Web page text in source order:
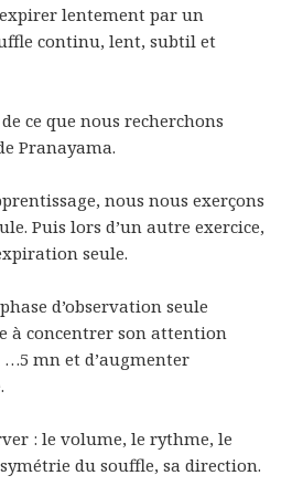
lentement par un
continu, lent, subtil et
ce que nous recherchons
Pranayama.
nous nous exerçons
Puis lors d’un autre exercice,
seule.
d’observation seule
à concentrer son attention
mn et d’augmenter
: le volume, le rythme, le
du souffle, sa direction.